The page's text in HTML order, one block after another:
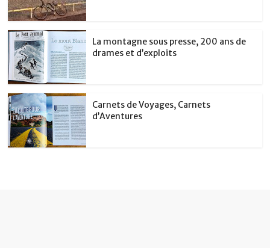
La montagne sous presse, 200 ans de
drames et d’exploits
Carnets de Voyages, Carnets
d’Aventures